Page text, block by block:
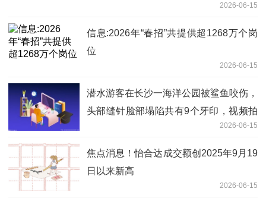
2026-06-15
信息:2026年“春招”共提供超1268万个岗
位
2026-06-15
潜水游客在长沙一海洋公园被鲨鱼咬伤，
头部缝针脸部塌陷共有9个牙印，视频拍
2026-06-15
焦点消息！怡合达成交额创2025年9月19
日以来新高
2026-06-15